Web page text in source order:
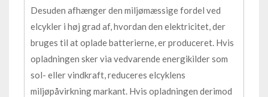
Desuden afhænger den miljømæssige fordel ved
elcykler i høj grad af, hvordan den elektricitet, der
bruges til at oplade batterierne, er produceret. Hvis
opladningen sker via vedvarende energikilder som
sol- eller vindkraft, reduceres elcyklens
miljøpåvirkning markant. Hvis opladningen derimod